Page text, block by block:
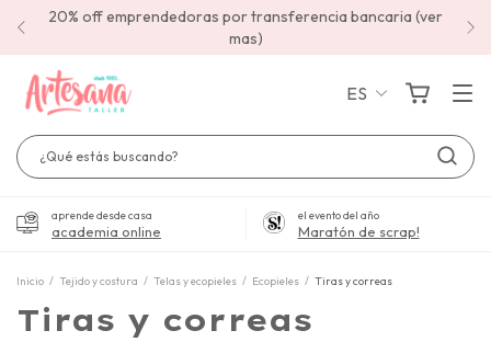
20% off emprendedoras por transferencia bancaria (ver
mas)
ES
aprende desde casa
academia online
el evento del año
Maratón de scrap!
Inicio / Tejido y costura / Telas y ecopieles / Ecopieles / Tiras y correas
Tiras y correas